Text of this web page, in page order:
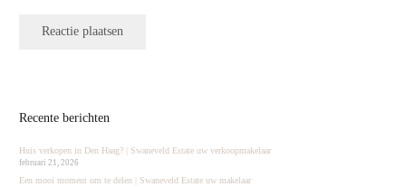
Reactie plaatsen
Recente berichten
Huis verkopen in Den Haag? | Swaneveld Estate uw verkoopmakelaar
februari 21, 2026
Een mooi moment om te delen | Swaneveld Estate uw makelaar